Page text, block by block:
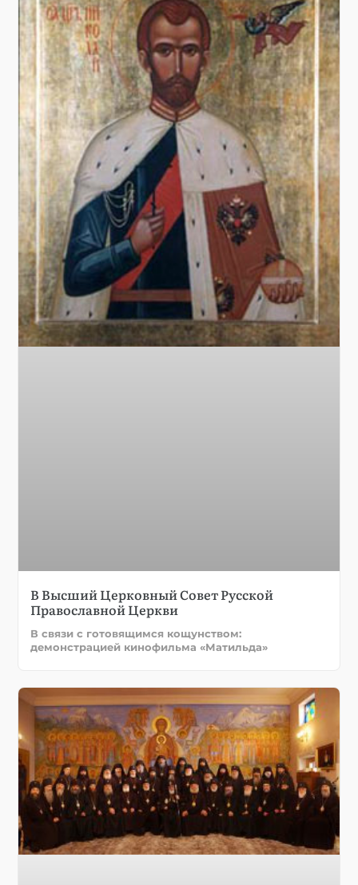
В Высший Церковный Совет Русской
Православной Церкви
В связи с готовящимся кощунством:
демонстрацией кинофильма «Матильда»